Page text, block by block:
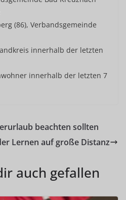
(86), Verbandsgemeinde
innerhalb der letzten
innerhalb der letzten 7
beachten sollten
Lernen auf große Distanz
auch gefallen